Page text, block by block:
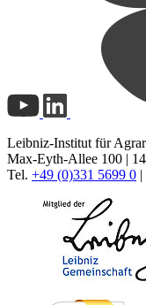
Leibniz-Institut für
Max-Eyth-Allee 100 |
Tel. +49 (0)331 5699 0